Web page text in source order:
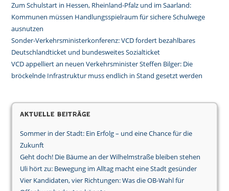
Zum Schulstart in Hessen, Rheinland-Pfalz und im Saarland:
Kommunen müssen Handlungsspielraum für sichere Schulwege
ausnutzen
Sonder-Verkehrsministerkonferenz: VCD fordert bezahlbares
Deutschlandticket und bundesweites Sozialticket
VCD appelliert an neuen Verkehrsminister Steffen Bilger: Die
bröckelnde Infrastruktur muss endlich in Stand gesetzt werden
Aktuelle Beiträge
Sommer in der Stadt: Ein Erfolg – und eine Chance für die
Zukunft
Geht doch! Die Bäume an der Wilhelmstraße bleiben stehen
Uli hört zu: Bewegung im Alltag macht eine Stadt gesünder
Vier Kandidaten, vier Richtungen: Was die OB-Wahl für